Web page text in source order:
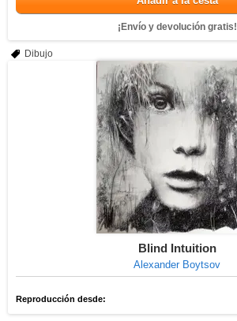
¡Envío y devolución gratis!
Dibujo
Blind Intuition
Alexander Boytsov
Reproducción desde: